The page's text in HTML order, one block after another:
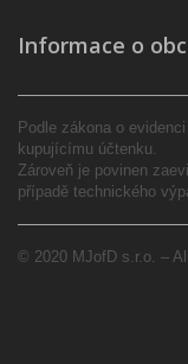
Informace o
Podle zákona o
kupujícímu účtenku.
Zároveň je povinen
případě technického
© 2020 MJofD s.r.o. –